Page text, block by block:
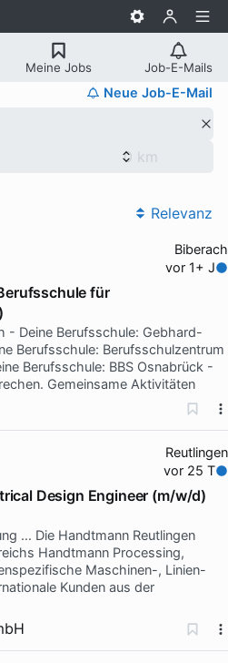
Meine Jobs Job-E-Mails
Neue Job-E-Mail
Relevanz
Biberach
vor 1+ J
für
- Deine Berufsschule: Gebhard-
Berufsschule: Berufsschulzentrum
Berufsschule: BBS Osnabrück -
Gemeinsame Aktivitäten
Reutlingen
vor 25 T
Design Engineer (m/w/d)
… Die Handtmann Reutlingen
Handtmann Processing,
Maschinen-, Linien-
Kunden aus der